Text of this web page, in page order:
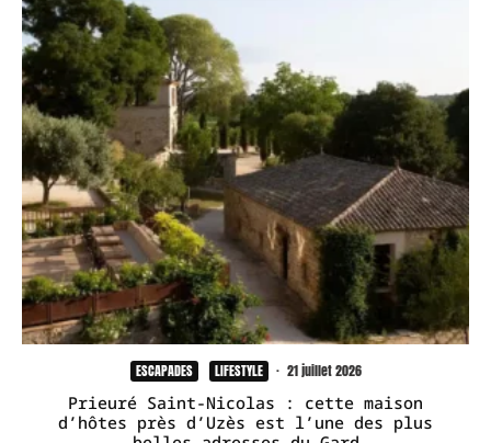
ESCAPADES LIFESTYLE · 21 juillet 2026
Prieuré Saint-Nicolas : cette maison
d’hôtes près d’Uzès est l’une des plus